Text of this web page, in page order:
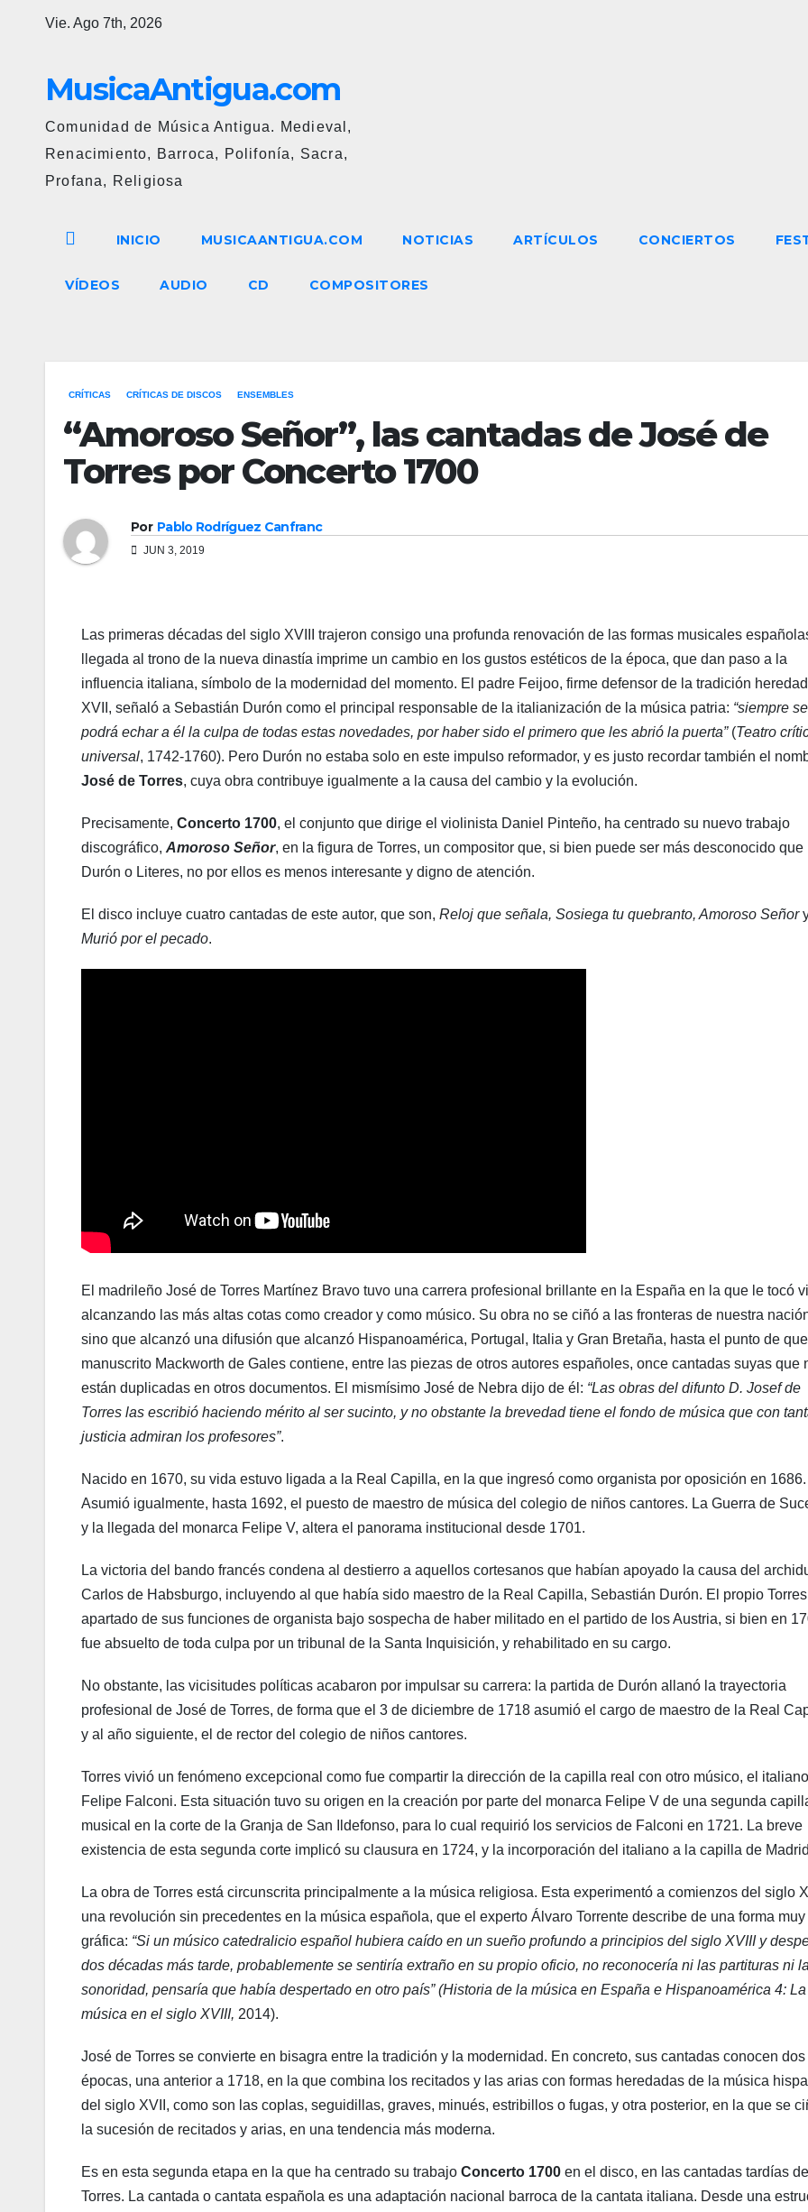
Vie. Ago 7th, 2026
MusicaAntigua.com
Comunidad de Música Antigua. Medieval,
Renacimiento, Barroca, Polifonía, Sacra,
Profana, Religiosa
INICIO MUSICAANTIGUA.COM NOTICIAS ARTÍCULOS CONCIERTOS
VÍDEOS AUDIO CD COMPOSITORES
CRÍTICAS CRÍTICAS DE DISCOS ENSEMBLES
“Amoroso Señor”, las cantadas de José de
Torres por Concerto 1700
Por Pablo Rodríguez Canfranc
JUN 3, 2019
Las primeras décadas del siglo XVIII trajeron consigo una profunda renovación de las formas musicales
llegada al trono de la nueva dinastía imprime un cambio en los gustos estéticos de la época, que dan paso a la
influencia italiana, símbolo de la modernidad del momento. El padre Feijoo, firme defensor de la tradición
XVII, señaló a Sebastián Durón como el principal responsable de la italianización de la música patria: “siempre
podrá echar a él la culpa de todas estas novedades, por haber sido el primero que les abrió la puerta” (Teatro
universal, 1742-1760). Pero Durón no estaba solo en este impulso reformador, y es justo recordar también el
José de Torres, cuya obra contribuye igualmente a la causa del cambio y la evolución.
Precisamente, Concerto 1700, el conjunto que dirige el violinista Daniel Pinteño, ha centrado su nuevo trabajo
discográfico, Amoroso Señor, en la figura de Torres, un compositor que, si bien puede ser más desconocido que
Durón o Literes, no por ellos es menos interesante y digno de atención.
El disco incluye cuatro cantadas de este autor, que son, Reloj que señala, Sosiega tu quebranto, Amoroso Señor
Murió por el pecado.
El madrileño José de Torres Martínez Bravo tuvo una carrera profesional brillante en la España en la que le tocó
alcanzando las más altas cotas como creador y como músico. Su obra no se ciñó a las fronteras de nuestra
sino que alcanzó una difusión que alcanzó Hispanoamérica, Portugal, Italia y Gran Bretaña, hasta el punto de
manuscrito Mackworth de Gales contiene, entre las piezas de otros autores españoles, once cantadas suyas que
están duplicadas en otros documentos. El mismísimo José de Nebra dijo de él: “Las obras del difunto D. Josef de
Torres las escribió haciendo mérito al ser sucinto, y no obstante la brevedad tiene el fondo de música que con
justicia admiran los profesores”.
Nacido en 1670, su vida estuvo ligada a la Real Capilla, en la que ingresó como organista por oposición en 1686.
Asumió igualmente, hasta 1692, el puesto de maestro de música del colegio de niños cantores. La Guerra de
y la llegada del monarca Felipe V, altera el panorama institucional desde 1701.
La victoria del bando francés condena al destierro a aquellos cortesanos que habían apoyado la causa del
Carlos de Habsburgo, incluyendo al que había sido maestro de la Real Capilla, Sebastián Durón. El propio
apartado de sus funciones de organista bajo sospecha de haber militado en el partido de los Austria, si bien en
fue absuelto de toda culpa por un tribunal de la Santa Inquisición, y rehabilitado en su cargo.
No obstante, las vicisitudes políticas acabaron por impulsar su carrera: la partida de Durón allanó la trayectoria
profesional de José de Torres, de forma que el 3 de diciembre de 1718 asumió el cargo de maestro de la Real
y al año siguiente, el de rector del colegio de niños cantores.
Torres vivió un fenómeno excepcional como fue compartir la dirección de la capilla real con otro músico, el italiano
Felipe Falconi. Esta situación tuvo su origen en la creación por parte del monarca Felipe V de una segunda
musical en la corte de la Granja de San Ildefonso, para lo cual requirió los servicios de Falconi en 1721. La breve
existencia de esta segunda corte implicó su clausura en 1724, y la incorporación del italiano a la capilla de
La obra de Torres está circunscrita principalmente a la música religiosa. Esta experimentó a comienzos del siglo
una revolución sin precedentes en la música española, que el experto Álvaro Torrente describe de una forma muy
gráfica: “Si un músico catedralicio español hubiera caído en un sueño profundo a principios del siglo XVIII y
dos décadas más tarde, probablemente se sentiría extraño en su propio oficio, no reconocería ni las partituras ni
sonoridad, pensaría que había despertado en otro país” (Historia de la música en España e Hispanoamérica 4: La
música en el siglo XVIII, 2014).
José de Torres se convierte en bisagra entre la tradición y la modernidad. En concreto, sus cantadas conocen dos
épocas, una anterior a 1718, en la que combina los recitados y las arias con formas heredadas de la música
del siglo XVII, como son las coplas, seguidillas, graves, minués, estribillos o fugas, y otra posterior, en la que se
la sucesión de recitados y arias, en una tendencia más moderna.
Es en esta segunda etapa en la que ha centrado su trabajo Concerto 1700 en el disco, en las cantadas tardías de
Torres. La cantada o cantata española es una adaptación nacional barroca de la cantata italiana. Desde una